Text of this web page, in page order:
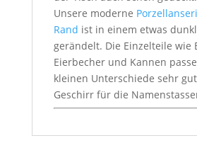
Unsere moderne
Rand ist in einem etwas
gerändelt. Die Einzelteile wie
Eierbecher und Kannen
kleinen Unterschiede sehr
Geschirr für die